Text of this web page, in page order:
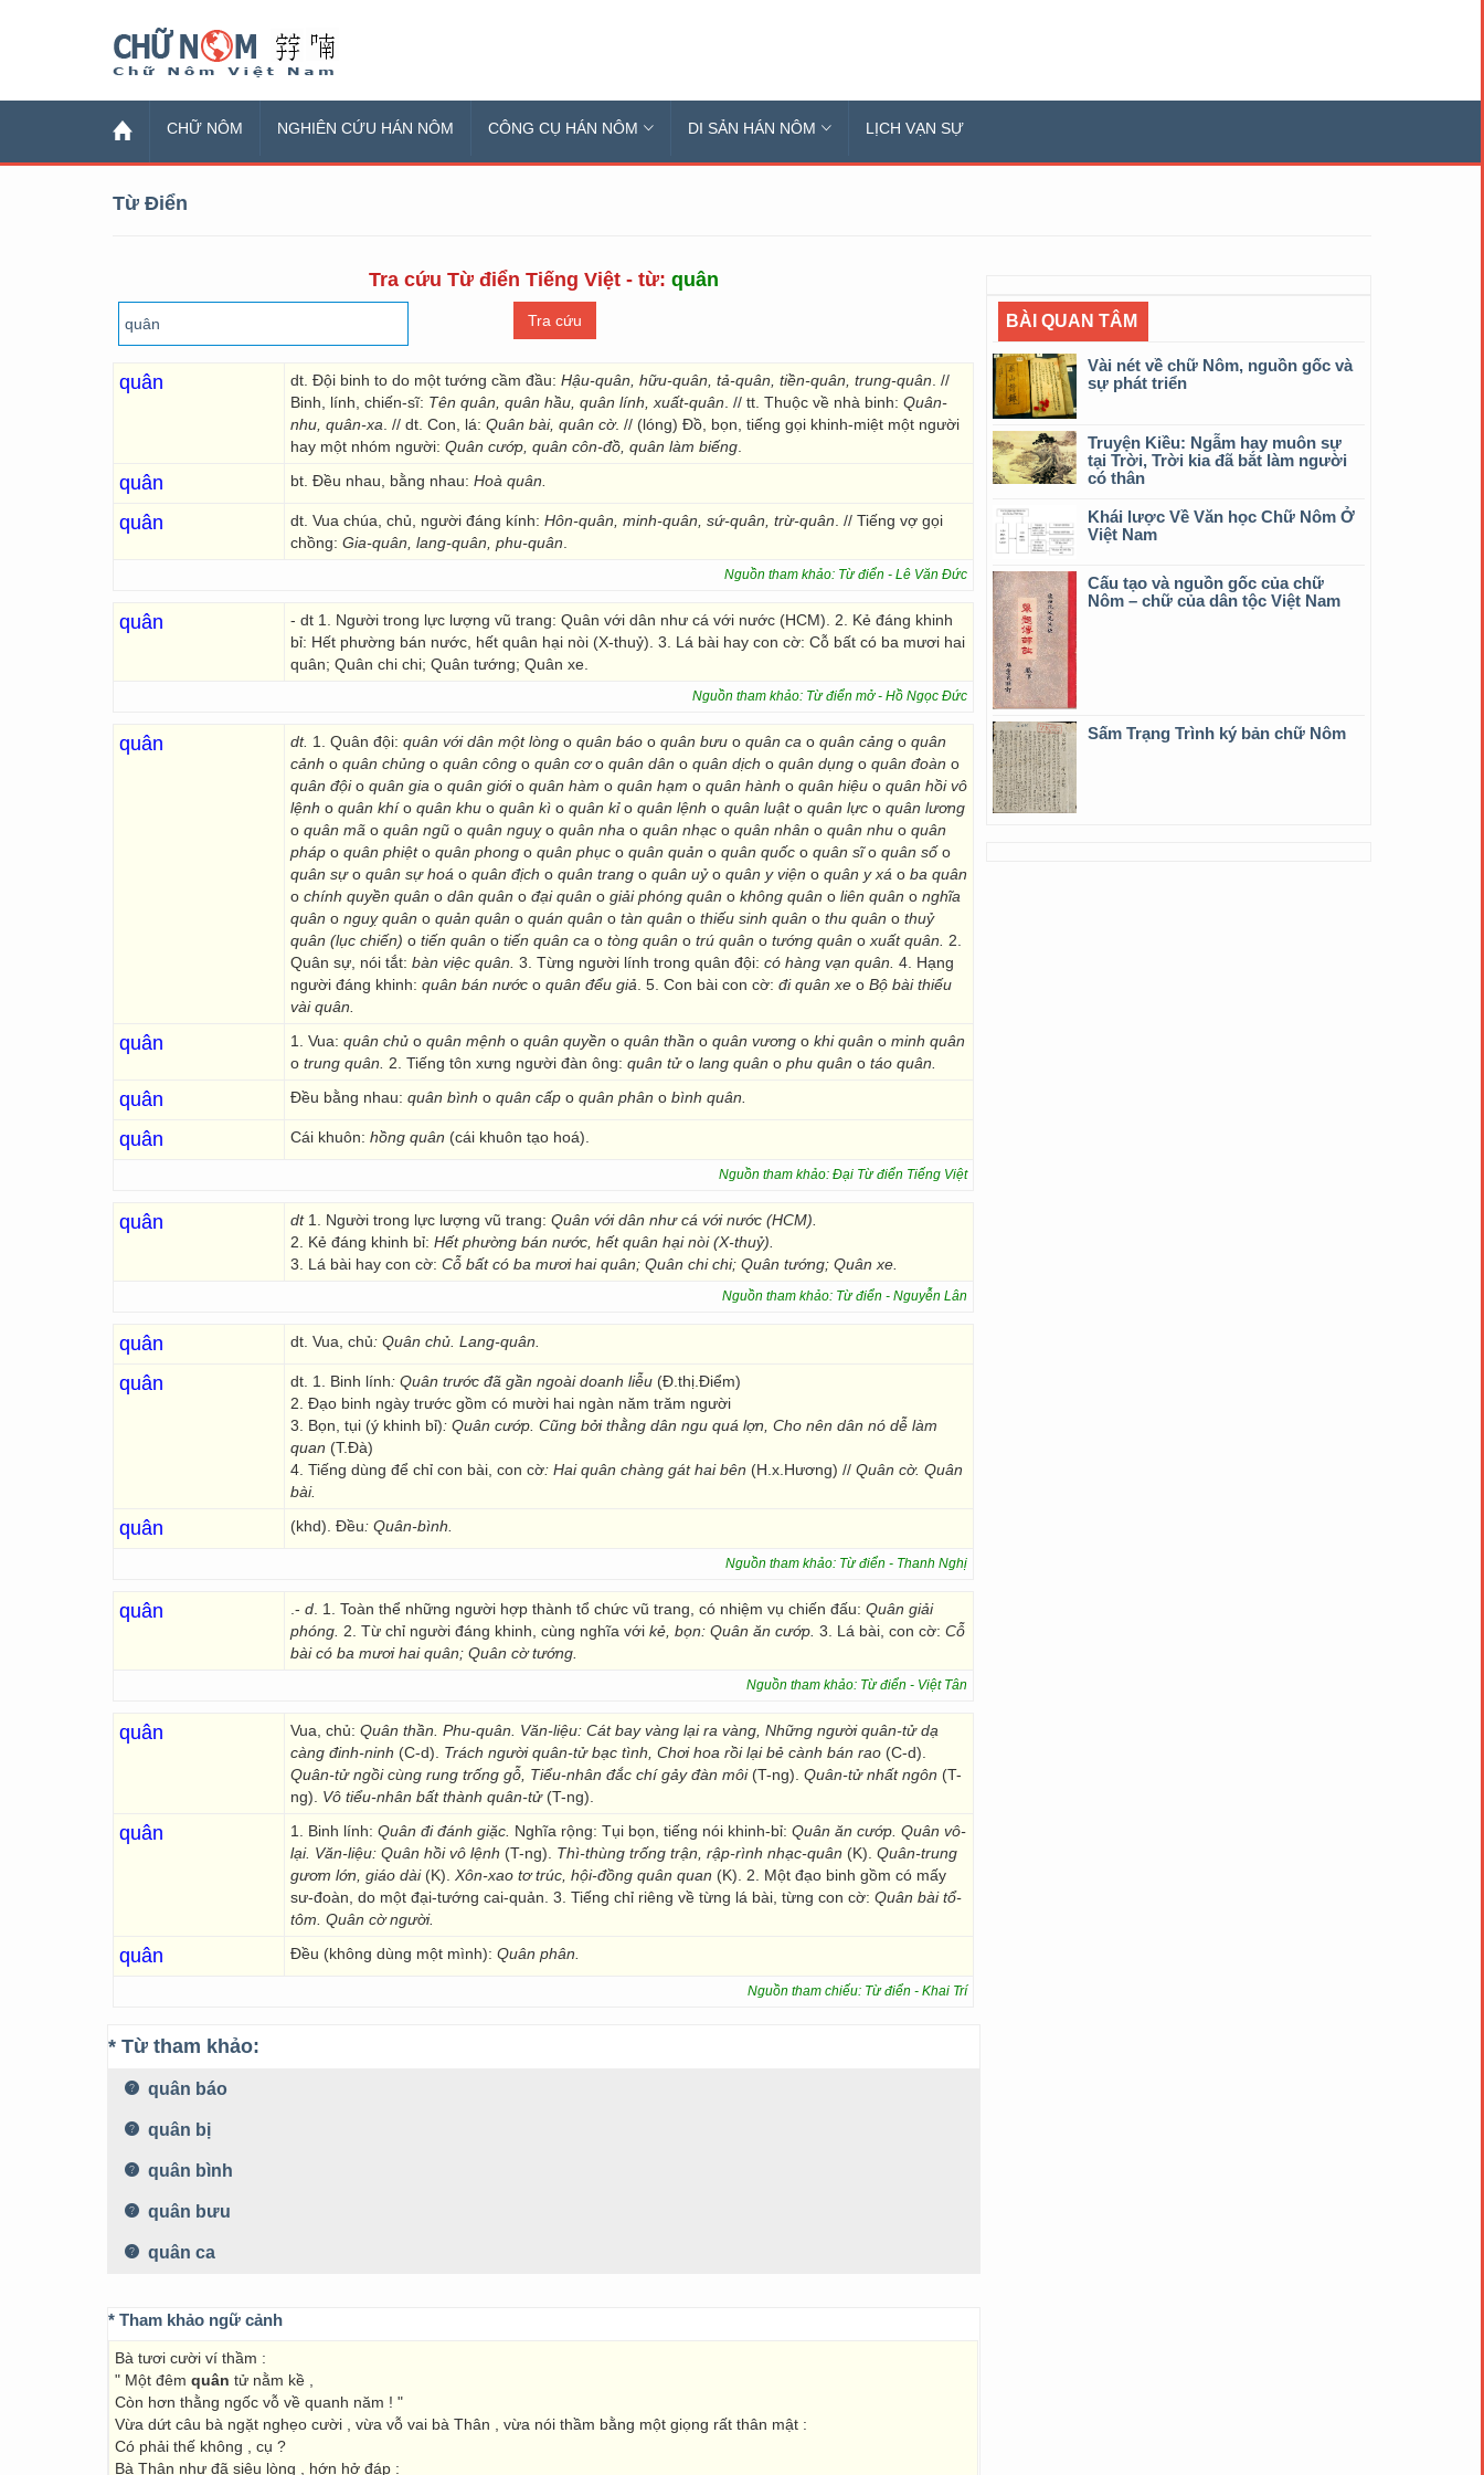
CHỮ NÔM NGHIÊN CỨU HÁN NÔM CÔNG CỤ HÁN NÔM DI SẢN HÁN NÔM LỊCH VẠN SỰ
Từ Điển
Tra cứu Từ điển Tiếng Việt - từ: quân
quân dt. Đội binh to do một tướng cầm đầu: Hậu-quân, hữu-quân, tả-quân, tiền-quân, trung-quân . //
Binh, lính, chiến-sĩ: Tên quân, quân hầu, quân lính, xuất-quân . // tt. Thuộc về nhà binh: Quân-
nhu, quân-xa . // dt. Con, lá: Quân bài, quân cờ. // (lóng) Đồ, bọn, tiếng gọi khinh-miệt một người
hay một nhóm người: Quân cướp, quân côn-đồ, quân làm biếng
quân bt. Đều nhau, bằng nhau: Hoà quân.
quân dt. Vua chúa, chủ, người đáng kính: Hôn-quân, minh-quân, sứ-quân, trừ-quân . // Tiếng vợ gọi
chồng: Gia-quân, lang-quân, phu-quân
Nguồn tham khảo: Từ điển - Lê Văn Đức
quân
- dt 1. Người trong lực lượng vũ trang: Quân với dân như cá với nước (HCM). 2. Kẻ đáng khinh
bỉ: Hết phường bán nước, hết quân hại nòi (X-thuỷ). 3. Lá bài hay con cờ: Cỗ bất có ba mươi hai
quân; Quân chi chi; Quân tướng; Quân xe.
Nguồn tham khảo: Từ điển mở - Hồ Ngọc Đức
quân dt. 1. Quân đội: quân với dân một lòng o quân báo o quân bưu o quân ca o quân cảng o quân
cảnh o quân chủng o quân công o quân cơo quân dân o quân dịch o quân dụng o quân đoàn o
quân độio quân gia o quân giớio quân hàm o quân hạm o quân hành o quân hiệu o quân hồi vô
lệnh o quân khío quân khu o quân kì o quân kỉo quân lệnh o quân luậto quân lực o quân lương
o quân mã o quân ngũ o quân nguỵo quân nha o quân nhạc o quân nhân o quân nhu o quân
pháp o quân phiệto quân phong o quân phục o quân quản o quân quốc o quân sĩo quân sốo
quân sựo quân sự hoá o quân địch o quân trang o quân uỷo quân y viện o quân y xá o ba quân
o chính quyền quân o dân quân o đại quân o giải phóng quân o không quân o liên quân o nghĩa
quân o nguỵ quân o quản quân o quán quân o tàn quân o thiếu sinh quân o thu quân o thuỷ
quân (lục chiến) o tiến quân o tiến quân ca o tòng quân o trú quân o tướng quân o xuất quân. 2.
Quân sự, nói tắt: bàn việc quân. 3. Từng người lính trong quân đội: có hàng vạn quân. 4. Hạng
người đáng khinh: quân bán nước o quân đểu giả . 5. Con bài con cờ: đi quân xe o Bộ bài thiếu
vài quân.
quân 1. Vua: quân chủ o quân mệnh o quân quyền o quân thần o quân vương o khi quân o minh quân
o trung quân. 2. Tiếng tôn xưng người đàn ông: quân tửo lang quân o phu quân o táo quân.
quân Đều bằng nhau: quân bình o quân cấp o quân phân o bình quân.
quân Cái khuôn: hồng quân (cái khuôn tạo hoá).
Nguồn tham khảo: Đại Từ điển Tiếng Việt
quân dt 1. Người trong lực lượng vũ trang: Quân với dân như cá với nước (HCM).
2. Kẻ đáng khinh bỉ: Hết phường bán nước, hết quân hại nòi (X-thuỷ).
3. Lá bài hay con cờ: Cỗ bất có ba mươi hai quân; Quân chi chi; Quân tướng; Quân xe.
Nguồn tham khảo: Từ điển - Nguyễn Lân
quân dt. Vua, chủ: Quân chủ. Lang-quân.
quân dt. 1. Binh lính: Quân trước đã gần ngoài doanh liễu (Đ.thị.Điểm)
2. Đạo binh ngày trước gồm có mười hai ngàn năm trăm người
3. Bọn, tụi (ý khinh bỉ): Quân cướp. Cũng bởi thằng dân ngu quá lợn, Cho nên dân nó dễ làm
quan (T.Đà)
4. Tiếng dùng để chỉ con bài, con cờ: Hai quân chàng gát hai bên (H.x.Hương) // Quân cờ. Quân
bài.
quân (khd). Đều: Quân-bình.
Nguồn tham khảo: Từ điển - Thanh Nghị
quân .- d . 1. Toàn thể những người hợp thành tổ chức vũ trang, có nhiệm vụ chiến đấu: Quân giải
phóng. 2. Từ chỉ người đáng khinh, cùng nghĩa với kẻ, bọn: Quân ăn cướp. 3. Lá bài, con cờ: Cỗ
bài có ba mươi hai quân; Quân cờ tướng.
Nguồn tham khảo: Từ điển - Việt Tân
quân Vua, chủ: Quân thần. Phu-quân. Văn-liệu: Cát bay vàng lại ra vàng, Những người quân-tử dạ
càng đinh-ninh (C-d). Trách người quân-tử bạc tình, Chơi hoa rồi lại bẻ cành bán rao (C-d).
Quân-tử ngồi cùng rung trống gỗ, Tiểu-nhân đắc chí gảy đàn môi(T-ng). Quân-tử nhất ngôn (T-
ng).
Vô tiểu-nhân bất thành quân-tử(T-ng).
quân 1. Binh lính: Quân đi đánh giặc. Nghĩa rộng: Tụi bọn, tiếng nói khinh-bỉ: Quân ăn cướp. Quân vô-
lại. Văn-liệu: Quân hồi vô lệnh (T-ng). Thì-thùng trống trận, rập-rình nhạc-quân (K). Quân-trung
gươm lớn, giáo dài(K). Xôn-xao tơ trúc, hội-đồng quân quan (K). 2. Một đạo binh gồm có mấy
sư-đoàn, do một đại-tướng cai-quản. 3. Tiếng chỉ riêng về từng lá bài, từng con cờ: Quân bài tổ-
tôm. Quân cờ người.
quân Đều (không dùng một mình): Quân phân.
Nguồn tham chiếu: Từ điển - Khai Trí
* Từ tham khảo:
quân báo
quân bị
quân bình
quân bưu
quân ca
* Tham khảo ngữ cảnh
Bà tươi cười ví thầm :
" Một đêm quân tử nằm kề ,
Còn hơn thằng ngốc vỗ về quanh năm ! "
Vừa dứt câu bà ngặt nghẹo cười , vừa vỗ vai bà Thân , vừa nói thầm bằng một giọng rất thân mật :
Có phải thế không , cụ ?
Bà Thân như đã siêu lòng , hớn hở đáp :
BÀI QUAN TÂM
Vài nét về chữ Nôm, nguồn gốc và
sự phát triển
Truyện Kiều: Ngẫm hay muôn sự
tại Trời, Trời kia đã bắt làm người
có thân
Khái lược Về Văn học Chữ Nôm Ở
Việt Nam
Cấu tạo và nguồn gốc của chữ
Nôm – chữ của dân tộc Việt Nam
Sấm Trạng Trình ký bản chữ Nôm